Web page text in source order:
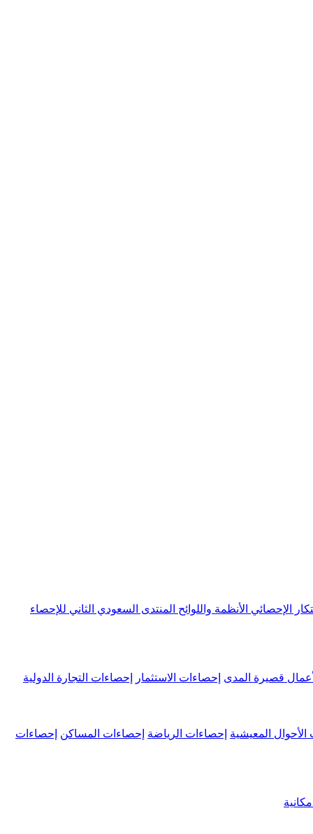
الإحصائي الأنظمة واللوائح المنتدى السعودي الثاني للإحصاء
قصيرة المدى إحصاءات الاستثمار إحصاءات التجارة الدولية
الأحوال المعيشية إحصاءات الرياضة إحصاءات المساكن إحصاءات